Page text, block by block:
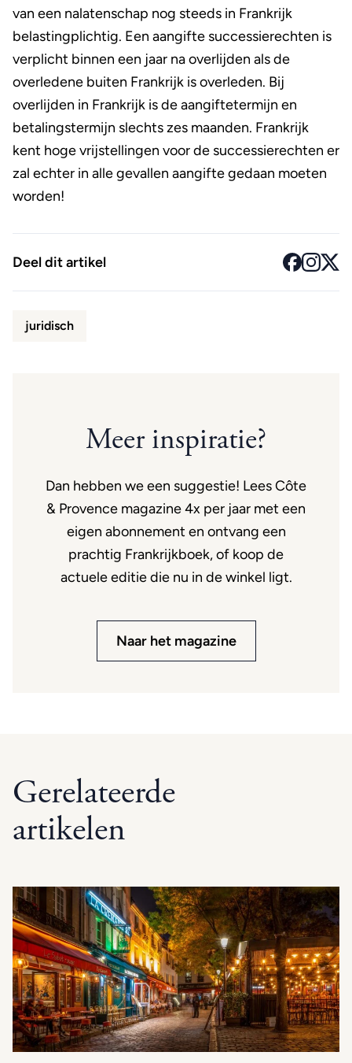
van een nalatenschap nog steeds in Frankrijk
belastingplichtig. Een aangifte successierechten is
verplicht binnen een jaar na overlijden als de
overledene buiten Frankrijk is overleden. Bij
overlijden in Frankrijk is de aangiftetermijn en
betalingstermijn slechts zes maanden. Frankrijk
kent hoge vrijstellingen voor de successierechten er
zal echter in alle gevallen aangifte gedaan moeten
worden!
Deel dit artikel
juridisch
Meer inspiratie?
Dan hebben we een suggestie! Lees Côte
& Provence magazine 4x per jaar met een
eigen abonnement en ontvang een
prachtig Frankrijkboek, of koop de
actuele editie die nu in de winkel ligt.
Naar het magazine
Gerelateerde
artikelen